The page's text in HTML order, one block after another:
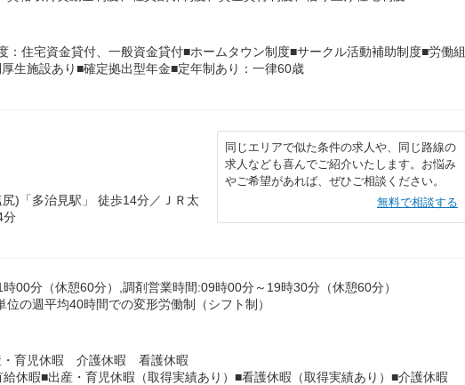
：住宅資金貸付、一般資金貸付■ホームタウン制度■サークル活動補助制度■労働組
生施設あり■確定拠出型年金■定年制あり：一律60歳
尻)「多治見駅」 徒歩14分／ＪＲ太
分
同じエリアで似た条件の求人や、同じ路線の
求人なども喜んでご紹介いたします。お悩み
やご希望があれば、ぜひご相談ください。
無料で相談する
00分（休憩60分）,調剤営業時間:09時00分～19時30分（休憩60分）
の週平均40時間での変形労働制（シフト制）
育児休暇 介護休暇 看護休暇
休暇■出産・育児休暇（取得実績あり）■看護休暇（取得実績あり）■介護休暇